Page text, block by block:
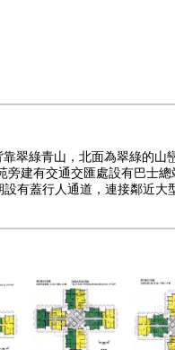
翠綠青山，北面為翠綠的
建有交通交匯處設有巴士
有蓋行人通道，連接鄰近